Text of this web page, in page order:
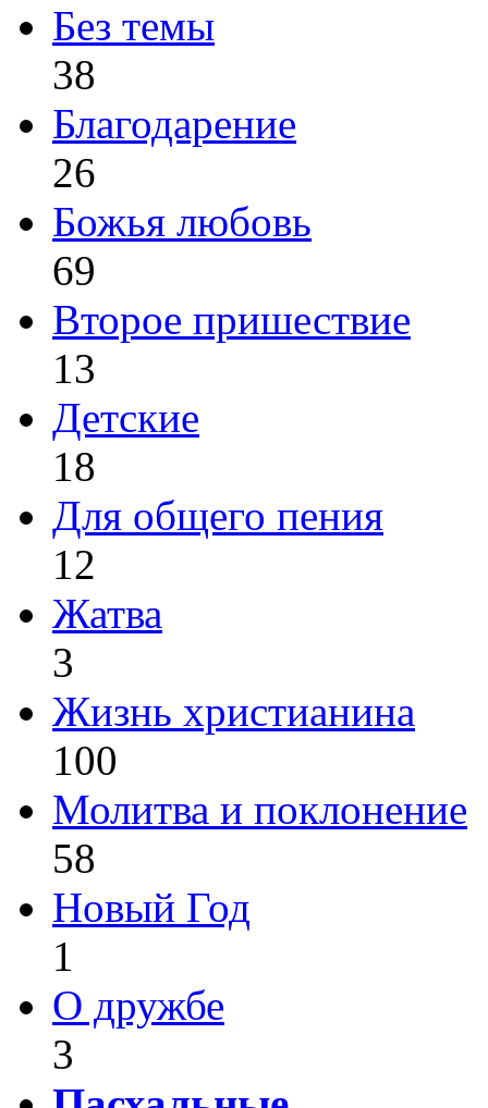
Без темы
38
Благодарение
26
Божья любовь
69
Второе пришествие
13
Детские
18
Для общего пения
12
Жатва
3
Жизнь христианина
100
Молитва и поклонение
58
Новый Год
1
О дружбе
3